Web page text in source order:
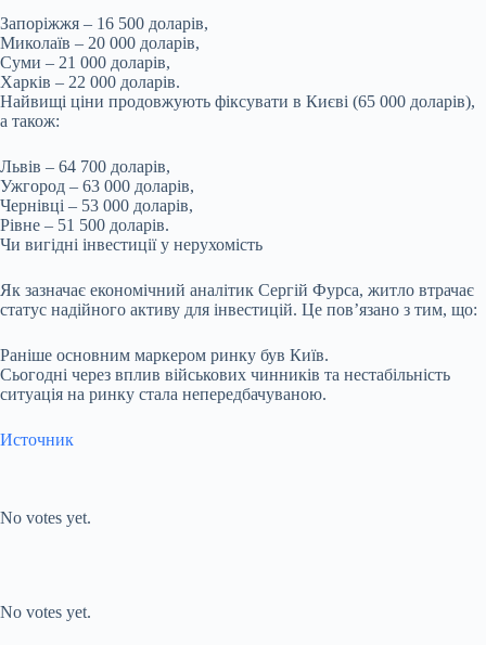
Запоріжжя – 16 500 доларів,
Миколаїв – 20 000 доларів,
Суми – 21 000 доларів,
Харків – 22 000 доларів.
Найвищі ціни продовжують фіксувати в Києві (65 000 доларів),
а також:
Львів – 64 700 доларів,
Ужгород – 63 000 доларів,
Чернівці – 53 000 доларів,
Рівне – 51 500 доларів.
Чи вигідні інвестиції у нерухомість
Як зазначає економічний аналітик Сергій Фурса, житло втрачає
статус надійного активу для інвестицій. Це пов’язано з тим, що:
Раніше основним маркером ринку був Київ.
Сьогодні через вплив військових чинників та нестабільність
ситуація на ринку стала непередбачуваною.
Источник
No votes yet.
No votes yet.